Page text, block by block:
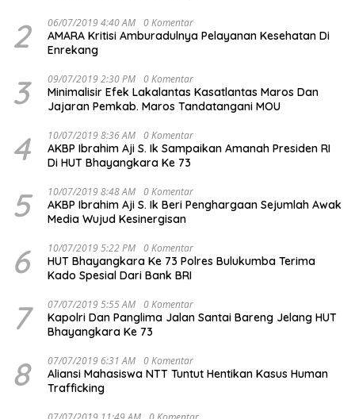
2 06/07/2019 4:40 AM 0 Komentar
AMARA Kritisi Amburadulnya Pelayanan Kesehatan Di
Enrekang
3 09/07/2019 2:30 PM 0 Komentar
Minimalisir Efek Lakalantas Kasatlantas Maros Dan
Jajaran Pemkab. Maros Tandatangani MOU
4 10/07/2019 8:36 AM 0 Komentar
AKBP Ibrahim Aji S. Ik Sampaikan Amanah Presiden RI
Di HUT Bhayangkara Ke 73
5 10/07/2019 8:48 AM 0 Komentar
AKBP Ibrahim Aji S. Ik Beri Penghargaan Sejumlah Awak
Media Wujud Kesinergisan
6 10/07/2019 5:22 PM 0 Komentar
HUT Bhayangkara Ke 73 Polres Bulukumba Terima
Kado Spesial Dari Bank BRI
7 07/07/2019 5:55 AM 0 Komentar
Kapolri Dan Panglima Jalan Santai Bareng Jelang HUT
Bhayangkara Ke 73
8 07/07/2019 6:31 AM 0 Komentar
Aliansi Mahasiswa NTT Tuntut Hentikan Kasus Human
Trafficking